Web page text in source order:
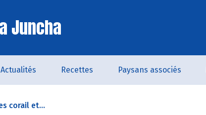
Juncha
Actualités Recettes Paysans associés
corail et...